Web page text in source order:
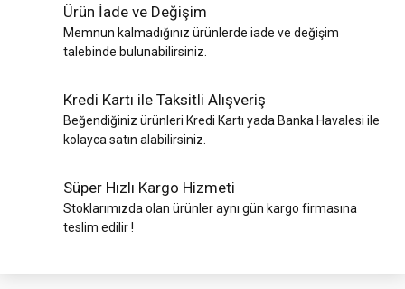
Ürün İade ve Değişim
Memnun kalmadığınız ürünlerde iade ve değişim
talebinde bulunabilirsiniz.
Kredi Kartı ile Taksitli Alışveriş
Beğendiğiniz ürünleri Kredi Kartı yada Banka Havalesi ile
kolayca satın alabilirsiniz.
Süper Hızlı Kargo Hizmeti
Stoklarımızda olan ürünler aynı gün kargo firmasına
teslim edilir !